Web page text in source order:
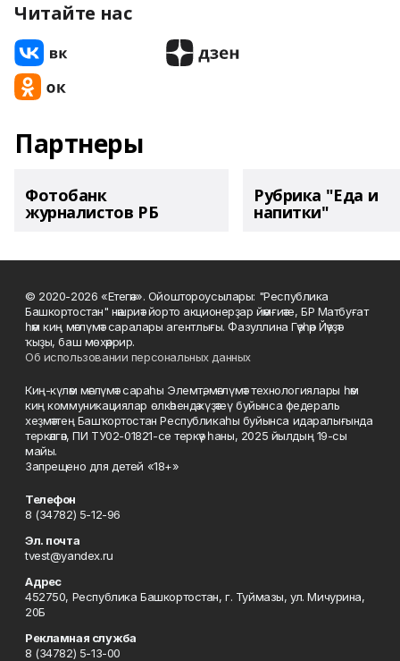
Читайте нас
Партнеры
Фотобанк
журналистов РБ
Рубрика "Еда и
напитки"
© 2020-2026 «Етегән». Ойоштороусылары: "Республика
Башкортостан" нәшриәт йорто акционерҙар йәмғиәте, БР Матбуғат
һәм киң мәғлүмәт саралары агентлығы. Фазуллина Гәүһәр Йәүҙәт
ҡыҙы, баш мөхәррир.
Об использовании персональных данных
Киң-күләм мәғлүмәт сараһы Элемтә, мәғлүмәт технологиялары һәм
киң коммуникациялар өлкәһендә күҙәтеү буйынса федераль
хеҙмәттең Башҡортостан Республикаһы буйынса идаралығында
теркәлгән, ПИ ТУ02-01821-се теркәү һаны, 2025 йылдың 19-сы
майы.
Запрещено для детей «18+»
Телефон
8 (34782) 5-12-96
Эл. почта
tvest@yandex.ru
Адрес
452750, Республика Башкортостан, г. Туймазы, ул. Мичурина,
20Б
Рекламная служба
8 (34782) 5-13-00